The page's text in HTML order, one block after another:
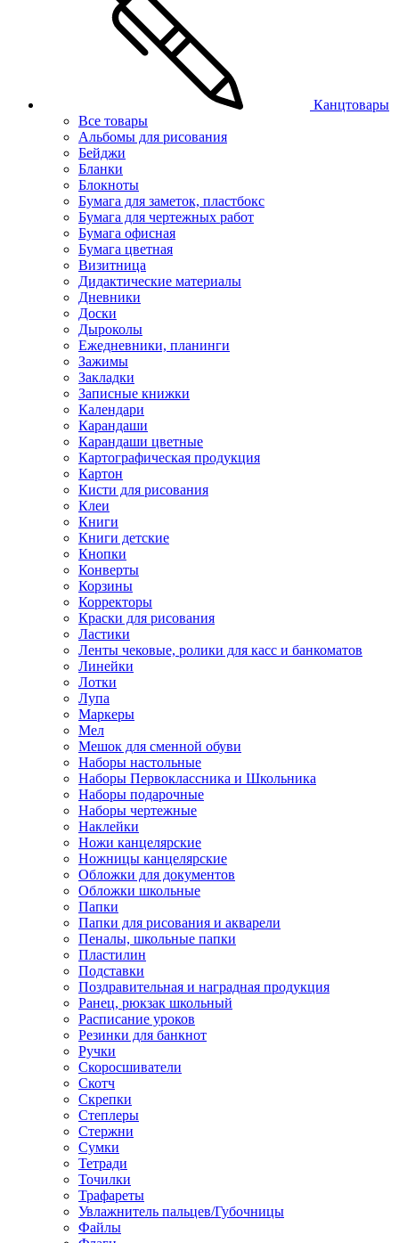
Канцтовары
Все товары
Альбомы для рисования
Бейджи
Бланки
Блокноты
Бумага для заметок, пластбокс
Бумага для чертежных работ
Бумага офисная
Бумага цветная
Визитница
Дидактические материалы
Дневники
Доски
Дыроколы
Ежедневники, планинги
Зажимы
Закладки
Записные книжки
Календари
Карандаши
Карандаши цветные
Картографическая продукция
Картон
Кисти для рисования
Клеи
Книги
Книги детские
Кнопки
Конверты
Корзины
Корректоры
Краски для рисования
Ластики
Ленты чековые, ролики для касс и банкоматов
Линейки
Лотки
Лупа
Маркеры
Мел
Мешок для сменной обуви
Наборы настольные
Наборы Первоклассника и Школьника
Наборы подарочные
Наборы чертежные
Наклейки
Ножи канцелярские
Ножницы канцелярские
Обложки для документов
Обложки школьные
Папки
Папки для рисования и акварели
Пеналы, школьные папки
Пластилин
Подставки
Поздравительная и наградная продукция
Ранец, рюкзак школьный
Расписание уроков
Резинки для банкнот
Ручки
Скоросшиватели
Скотч
Скрепки
Степлеры
Стержни
Сумки
Тетради
Точилки
Трафареты
Увлажнитель пальцев/Губочницы
Файлы